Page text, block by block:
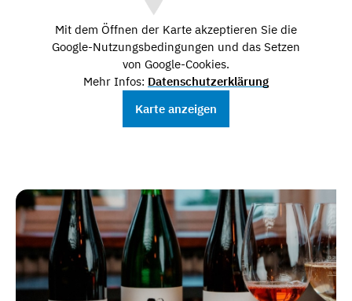
Mit dem Öffnen der Karte akzeptieren Sie die
Google-Nutzungsbedingungen und das Setzen
von Google-Cookies.
Mehr Infos: Datenschutzerklärung
Karte anzeigen